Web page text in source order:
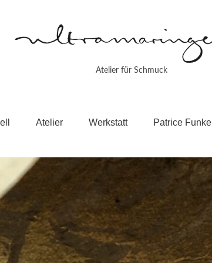
Atelier für Schmuck
Atelier Werkstatt Patrice Funke